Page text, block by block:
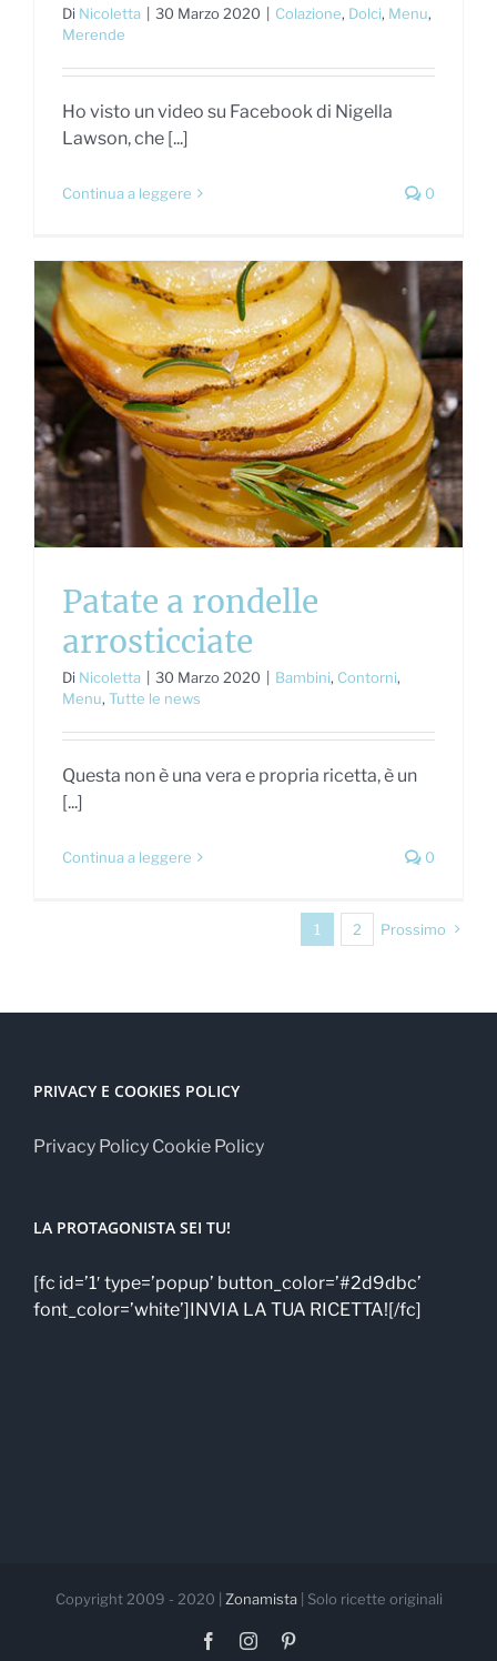
Di Nicoletta 30 Marzo 2020 Colazione, Dolci, Menu,
Merende
Ho visto un video su Facebook di Nigella
Lawson, che [...]
Continua a leggere 0
Patate a rondelle
arrosticciate
Di Nicoletta 30 Marzo 2020 Bambini, Contorni,
Menu, Tutte le news
Questa non è una vera e propria ricetta, è un
[...]
Continua a leggere 0
1 2 Prossimo
PRIVACY E COOKIES POLICY
Privacy Policy Cookie Policy
LA PROTAGONISTA SEI TU!
[fc id=’1′ type=’popup’ button_color=’#2d9dbc’
font_color=’white’]INVIA LA TUA RICETTA![/fc]
Copyright 2009 - 2020 | Zonamista| Solo ricette originali
FacebookInstagram